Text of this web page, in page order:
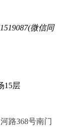
微信同
15层
路368号南门